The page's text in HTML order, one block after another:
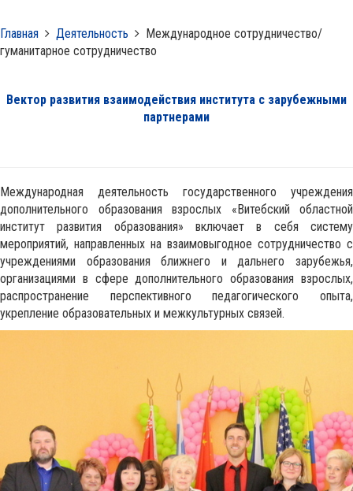
Главная Деятельность
Международное сотрудничество/
гуманитарное сотрудничество
Вектор развития взаимодействия института с зарубежными
партнерами
Международная деятельность государственного учреждения
дополнительного образования взрослых «Витебский областной
институт развития образования» включает в себя систему
мероприятий, направленных на взаимовыгодное сотрудничество с
учреждениями образования ближнего и дальнего зарубежья,
организациями в сфере дополнительного образования взрослых,
распространение перспективного педагогического опыта,
укрепление образовательных и межкультурных связей.